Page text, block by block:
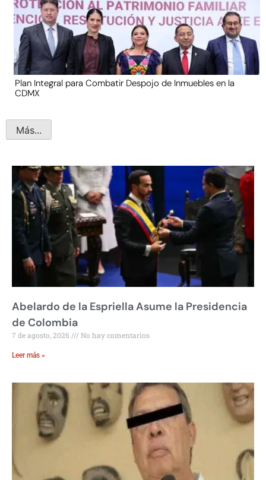
Plan Integral para Combatir Despojo de Inmuebles en la
CDMX
Más...
Abelardo de la Espriella Asume la Presidencia
de Colombia
7 de agosto, 2026 No hay comentarios
Leer más »